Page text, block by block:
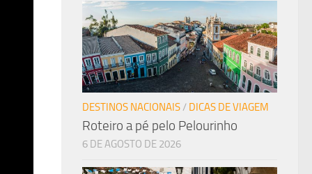
DESTINOS NACIONAIS/ DICAS DE VIAGEM
Roteiro a pé pelo Pelourinho
6 DE AGOSTO DE 2026